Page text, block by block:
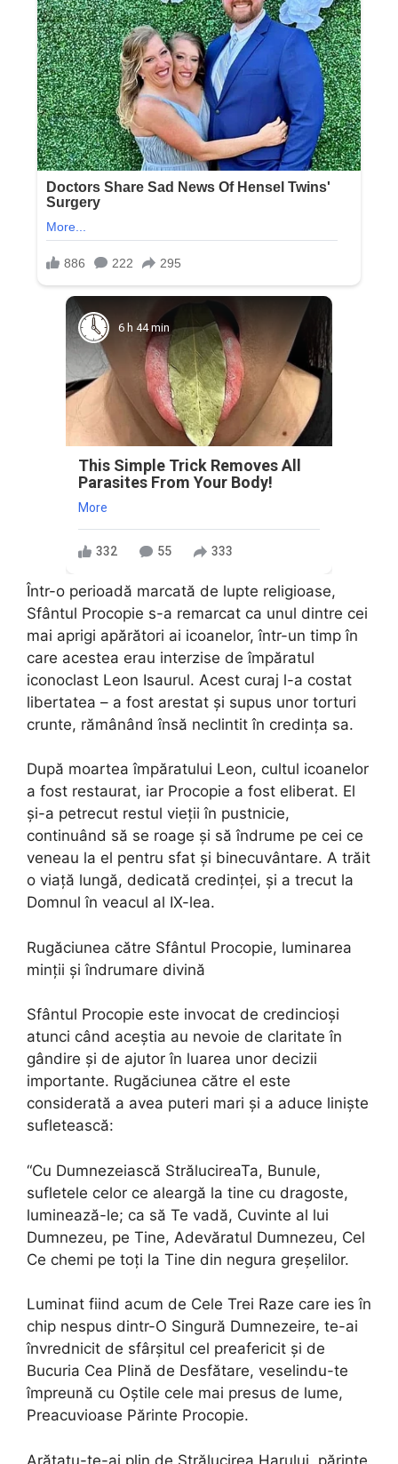
6 h 44 min
This Simple Trick Removes All
Parasites From Your Body!
More
332 55 333
Într-o perioadă marcată de lupte religioase,
Sfântul Procopie s-a remarcat ca unul dintre cei
mai aprigi apărători ai icoanelor, într-un timp în
care acestea erau interzise de împăratul
iconoclast Leon Isaurul. Acest curaj l-a costat
libertatea – a fost arestat și supus unor torturi
crunte, rămânând însă neclintit în credința sa.
După moartea împăratului Leon, cultul icoanelor
a fost restaurat, iar Procopie a fost eliberat. El
și-a petrecut restul vieții în pustnicie,
continuând să se roage și să îndrume pe cei ce
veneau la el pentru sfat și binecuvântare. A trăit
o viață lungă, dedicată credinței, și a trecut la
Domnul în veacul al IX-lea.
Rugăciunea către Sfântul Procopie, luminarea
minții și îndrumare divină
Sfântul Procopie este invocat de credincioși
atunci când aceștia au nevoie de claritate în
gândire și de ajutor în luarea unor decizii
importante. Rugăciunea către el este
considerată a avea puteri mari și a aduce liniște
sufletească:
“Cu Dumnezeiască StrălucireaTa, Bunule,
sufletele celor ce aleargă la tine cu dragoste,
luminează-le; ca să Te vadă, Cuvinte al lui
Dumnezeu, pe Tine, Adevăratul Dumnezeu, Cel
Ce chemi pe toţi la Tine din negura greşelilor.
Luminat fiind acum de Cele Trei Raze care ies în
chip nespus dintr-O Singură Dumnezeire, te-ai
învrednicit de sfârşitul cel preafericit şi de
Bucuria Cea Plină de Desfătare, veselindu-te
împreună cu Oştile cele mai presus de lume,
Preacuvioase Părinte Procopie.
Arătatu-te-ai plin de Strălucirea Harului, părinte